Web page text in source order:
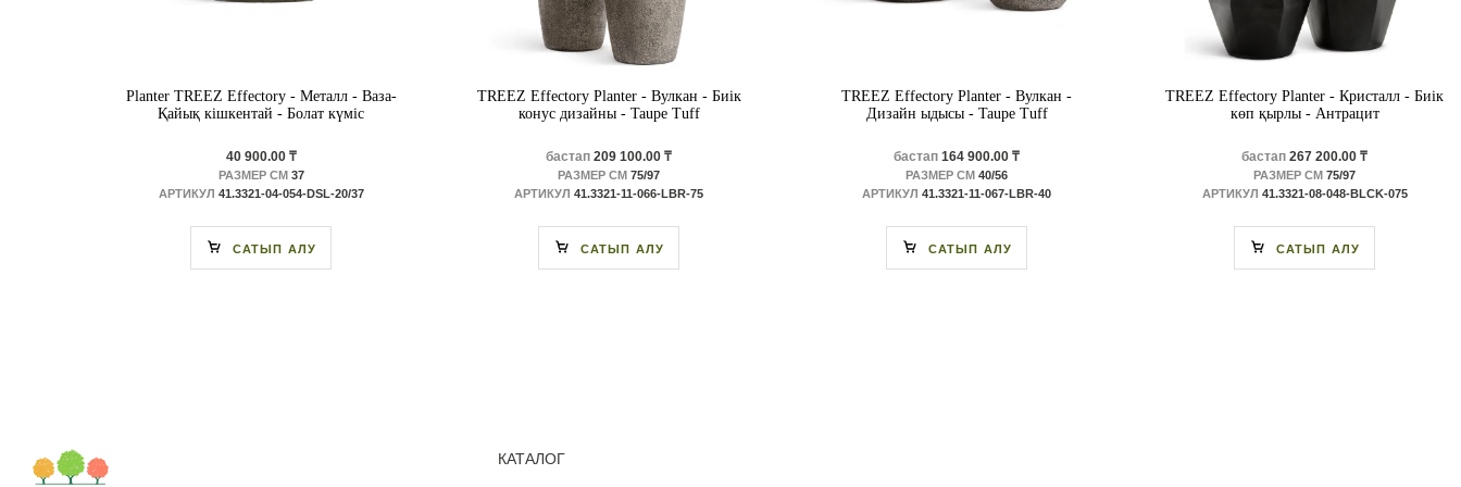
Planter TREEZ Effectory - Металл - Ваза-
Қайық кішкентай - Болат күміс
40 900.00 ₸
РАЗМЕР СМ37
АРТИКУЛ 41.3321-04-054-DSL-20/37
САТЫП АЛУ
TREEZ Effectory Planter - Вулкан - Биік
конус дизайны - Taupe Tuff
бастап 209 100.00 ₸
РАЗМЕР СМ 75/97
АРТИКУЛ 41.3321-11-066-LBR-75
САТЫП АЛУ
TREEZ Effectory Planter - Вулкан -
Дизайн ыдысы - Taupe Tuff
бастап 164 900.00 ₸
РАЗМЕР СМ 40/56
АРТИКУЛ 41.3321-11-067-LBR-40
САТЫП АЛУ
TREEZ Effectory Planter - Кристалл - Биік
көп қырлы - Антрацит
бастап 267 200.00 ₸
РАЗМЕР СМ 75/97
АРТИКУЛ 41.3321-08-048-BLCK-075
САТЫП АЛУ
КАТАЛОГ